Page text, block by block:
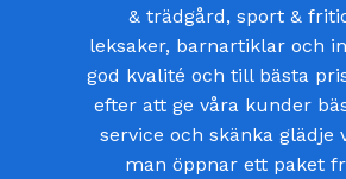
& trädgård, sport &
leksaker, barnartiklar och
god kvalité och till bästa
efter att ge våra kunder
service och skänka glädje
man öppnar ett paket